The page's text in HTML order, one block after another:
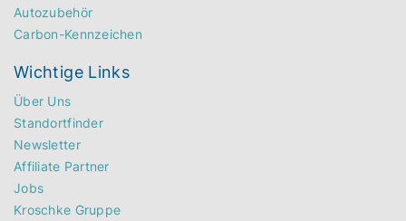
Autozubehör
Carbon-Kennzeichen
Wichtige Links
Über Uns
Standortfinder
Newsletter
Affiliate Partner
Jobs
Kroschke Gruppe